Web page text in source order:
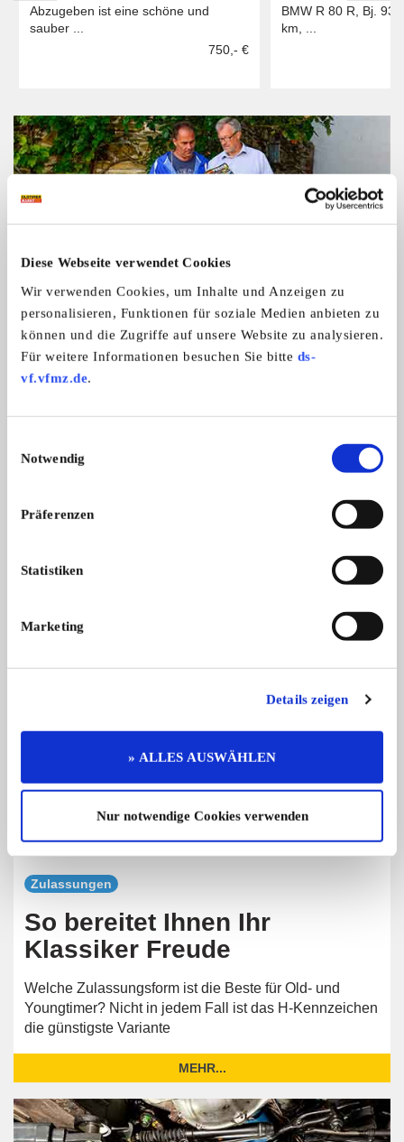
Diese Webseite verwendet Cookies
Wir verwenden Cookies, um Inhalte und Anzeigen zu
personalisieren, Funktionen für soziale Medien anbieten zu
können und die Zugriffe auf unsere Website zu analysieren.
Für weitere Informationen besuchen Sie bitte ds-
vf.vfmz.de.
Notwendig
Präferenzen
Statistiken
Marketing
Details zeigen
» ALLES AUSWÄHLEN
Nur notwendige Cookies verwenden
Sfera NSL 80 original und gut, 7600
Abzugeben ist eine schöne und
sauber ...
750,- €
BMW R 80 R, Bj. 93,
km, ...
Oldtimerverkauf
zeigen, wie Sie Schritt für Schritt den Verkauf des alten
Zulassungen
So bereitet Ihnen Ihr
Klassiker Freude
Welche Zulassungsform ist die Beste für Old- und
Youngtimer? Nicht in jedem Fall ist das H‑Kennzeichen
die günstigste Variante
MEHR...